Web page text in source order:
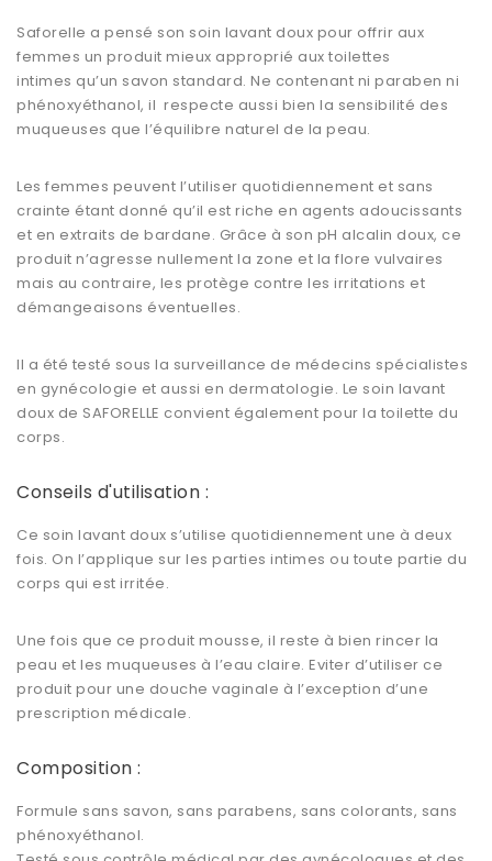
Saforelle a pensé son soin lavant doux pour offrir aux
femmes un produit mieux approprié aux toilettes
intimes qu’un savon standard. Ne contenant ni paraben ni
phénoxyéthanol, il respecte aussi bien la sensibilité des
muqueuses que l’équilibre naturel de la peau.
Les femmes peuvent l’utiliser quotidiennement et sans
crainte étant donné qu’il est riche en agents adoucissants
et en extraits de bardane. Grâce à son pH alcalin doux, ce
produit n’agresse nullement la zone et la flore vulvaires
mais au contraire, les protège contre les irritations et
démangeaisons éventuelles.
Il a été testé sous la surveillance de médecins spécialistes
en gynécologie et aussi en dermatologie. Le soin lavant
doux de SAFORELLE convient également pour la toilette du
corps.
Conseils d'utilisation :
Ce soin lavant doux s’utilise quotidiennement une à deux
fois. On l’applique sur les parties intimes ou toute partie du
corps qui est irritée.
Une fois que ce produit mousse, il reste à bien rincer la
peau et les muqueuses à l’eau claire. Eviter d’utiliser ce
produit pour une douche vaginale à l’exception d’une
prescription médicale.
Composition :
Formule sans savon, sans parabens, sans colorants, sans
phénoxyéthanol.